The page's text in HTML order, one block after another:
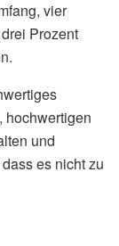
vier
Prozent
hochwertigen
und
es nicht zu